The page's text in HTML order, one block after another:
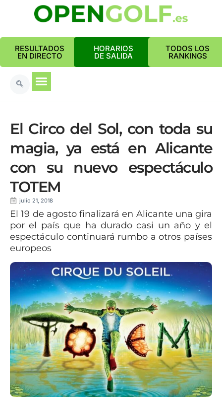
RESULTADOS
EN DIRECTO
HORARIOS
DE SALIDA
TODOS LOS
RANKINGS
El Circo del Sol, con toda su
magia, ya está en Alicante
con su nuevo espectáculo
TOTEM
julio 21, 2018
El 19 de agosto finalizará en Alicante una gira
por el país que ha durado casi un año y el
espectáculo continuará rumbo a otros países
europeos